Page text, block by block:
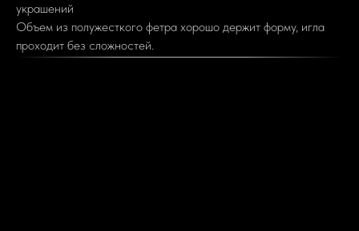
украшений
Объем из полужесткого фетра хорошо держит форму, игла
проходит без сложностей.